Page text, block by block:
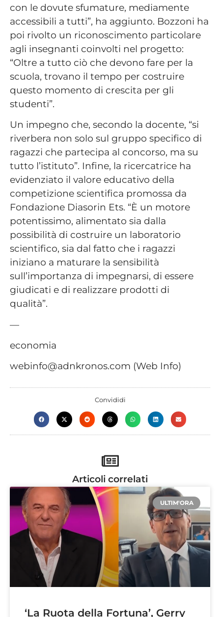
con le dovute sfumature, mediamente
accessibili a tutti”, ha aggiunto. Bozzoni ha
poi rivolto un riconoscimento particolare
agli insegnanti coinvolti nel progetto:
“Oltre a tutto ciò che devono fare per la
scuola, trovano il tempo per costruire
questo momento di crescita per gli
studenti”.
Un impegno che, secondo la docente, “si
riverbera non solo sul gruppo specifico di
ragazzi che partecipa al concorso, ma su
tutto l’istituto”. Infine, la ricercatrice ha
evidenziato il valore educativo della
competizione scientifica promossa da
Fondazione Diasorin Ets. “È un motore
potentissimo, alimentato sia dalla
possibilità di costruire un laboratorio
scientifico, sia dal fatto che i ragazzi
iniziano a maturare la sensibilità
sull’importanza di impegnarsi, di essere
giudicati e di realizzare prodotti di
qualità”.
—
economia
webinfo@adnkronos.com (Web Info)
Convididi
Articoli correlati
ULTIM'ORA
‘La Ruota della Fortuna’, Gerry